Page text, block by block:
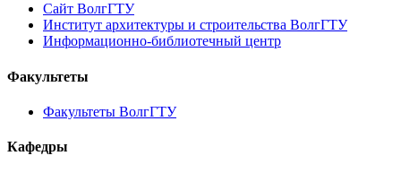
Сайт ВолгГТУ
Институт архитектуры и строительства ВолгГТУ
Информационно-библиотечный центр
Факультеты
Факультеты ВолгГТУ
Кафедры